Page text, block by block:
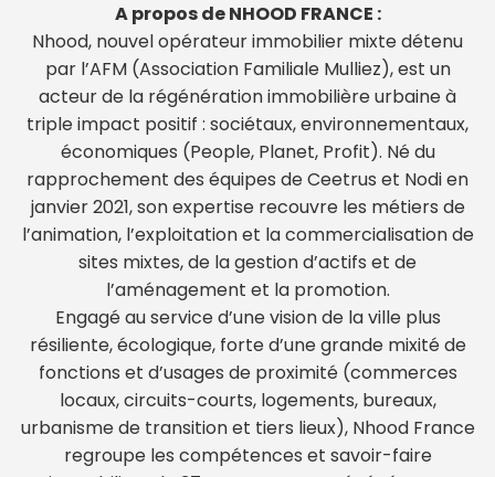
A propos de NHOOD FRANCE :
Nhood, nouvel opérateur immobilier mixte détenu
par l’AFM (Association Familiale Mulliez), est un
acteur de la régénération immobilière urbaine à
triple impact positif : sociétaux, environnementaux,
économiques (People, Planet, Profit). Né du
rapprochement des équipes de Ceetrus et Nodi en
janvier 2021, son expertise recouvre les métiers de
l’animation, l’exploitation et la commercialisation de
sites mixtes, de la gestion d’actifs et de
l’aménagement et la promotion.
Engagé au service d’une vision de la ville plus
résiliente, écologique, forte d’une grande mixité de
fonctions et d’usages de proximité (commerces
locaux, circuits-courts, logements, bureaux,
urbanisme de transition et tiers lieux), Nhood France
regroupe les compétences et savoir-faire